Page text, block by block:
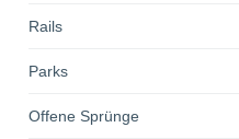
Rails
Parks
Offene Sprünge